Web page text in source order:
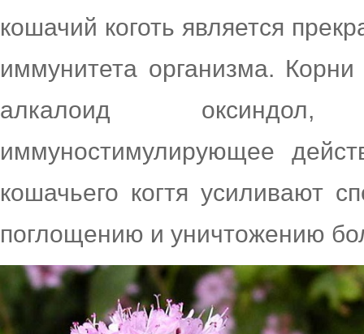
кошачий коготь является
иммунитета организма.
алкалоид оксиндол,
иммуностимулирующее
кошачьего когтя усиливают
поглощению и уничтожению